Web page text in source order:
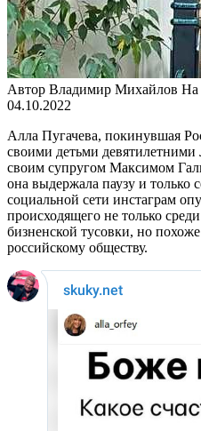
Автор Владимир Михайлов На
04.10.2022
Алла Пугачева, покинувшая
своими детьми
своим супругом Максимом
она выдержала паузу и только
социальной сети инстаграм
происходящего не только
бизненской тусовки, но
российскому обществу.